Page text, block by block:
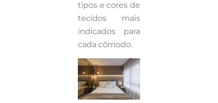
tipos e cores de
tecidos mais
indicados para
cada cômodo.